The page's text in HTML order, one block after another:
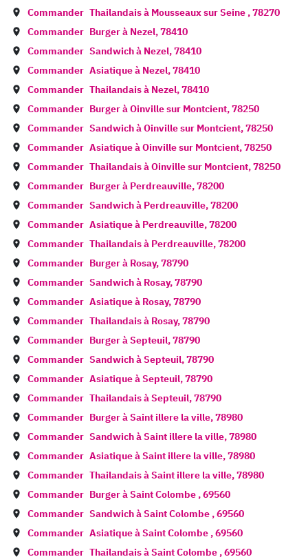
Commander Thailandais à Mousseaux sur Seine ,78270
Commander Burger à Nezel,78410
Commander Sandwich à Nezel,78410
Commander Asiatique à Nezel,78410
Commander Thailandais à Nezel,78410
Commander Burger àOinville sur Montcient,78250
Commander Sandwich àOinville sur Montcient,78250
Commander Asiatique àOinville sur Montcient,78250
Commander Thailandais àOinville sur Montcient,78250
Commander Burger à Perdreauville,78200
Commander Sandwich à Perdreauville,78200
Commander Asiatique à Perdreauville,78200
Commander Thailandais à Perdreauville,78200
Commander Burger à Rosay,78790
Commander Sandwich à Rosay,78790
Commander Asiatique à Rosay,78790
Commander Thailandais à Rosay,78790
Commander Burger àSepteuil,78790
Commander Sandwich àSepteuil,78790
Commander Asiatique àSepteuil,78790
Commander Thailandais àSepteuil,78790
Commander Burger àSaint illere la ville,78980
Commander Sandwich àSaint illere la ville,78980
Commander Asiatique àSaint illere la ville,78980
Commander Thailandais àSaint illere la ville,78980
Commander Burger àSaint Colombe ,69560
Commander Sandwich àSaint Colombe ,69560
Commander Asiatique àSaint Colombe ,69560
Commander Thailandais àSaint Colombe ,69560